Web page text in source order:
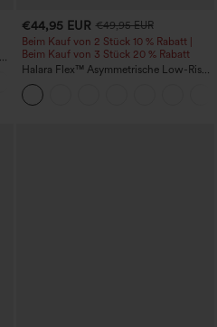
€44,95 EUR €49,95 EUR
Beim Kauf von 2 Stück 10 % Rabatt |
Beim Kauf von 3 Stück 20 % Rabatt
Halara Flex™ Asymmetrische Low-Rise-
Jeans mit Reißverschlusstaschen,
Baggy-Stil, weitem Bein, gewaschen,
lässig